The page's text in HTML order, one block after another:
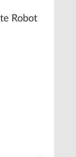
Robot